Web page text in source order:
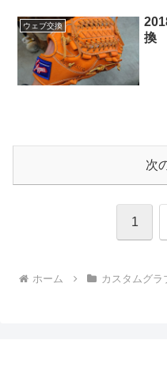
ウェブ交換
換
次
1
ホーム カスタムグラ